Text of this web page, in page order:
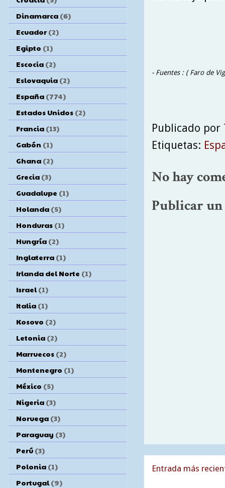
- Fuentes : ( Faro de
Publicado por
Etiquetas:
No hay
Publicar
Entrada más
Dinamarca (6)
Ecuador (2)
Egipto (1)
Escocia (2)
Eslovaquia (2)
España (774)
Estados Unidos (2)
Francia (13)
Gabón (1)
Ghana (2)
Grecia (3)
Guadalupe (1)
Holanda (5)
Honduras (1)
Hungría (2)
Inglaterra (1)
Irlanda del Norte (1)
Israel (1)
Italia (1)
Kosovo (2)
Letonia (2)
Marruecos (2)
Montenegro (1)
México (5)
Nigeria (3)
Noruega (3)
Paraguay (3)
Perú (3)
Polonia (1)
Portugal (9)